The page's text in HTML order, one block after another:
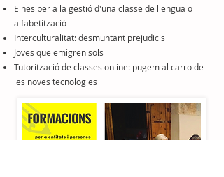
Eines per a la gestió d'una classe de llengua o
alfabetització
Interculturalitat: desmuntant prejudicis
Joves que emigren sols
Tutorització de classes online: pugem al carro de
les noves tecnologies